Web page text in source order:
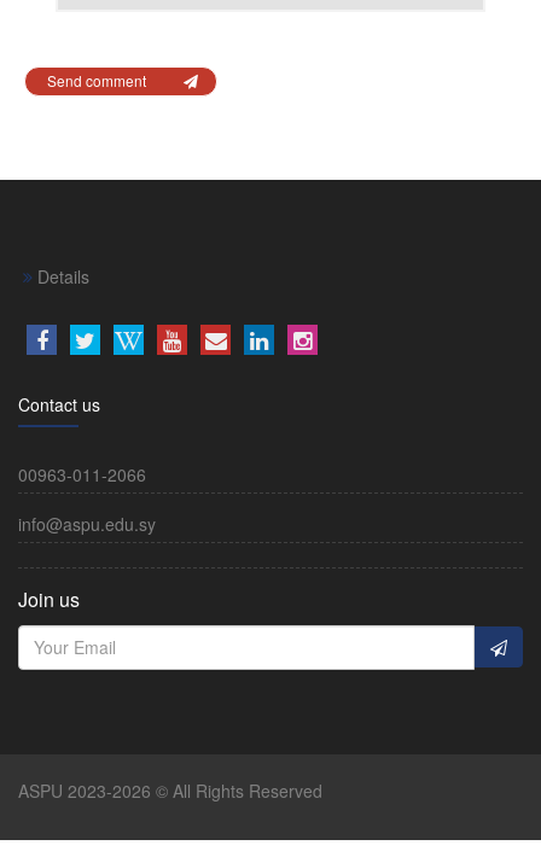
Send comment
Details
Contact us
00963-011-2066
info@aspu.edu.sy
Join us
ASPU 2023-2026 © All Rights Reserved